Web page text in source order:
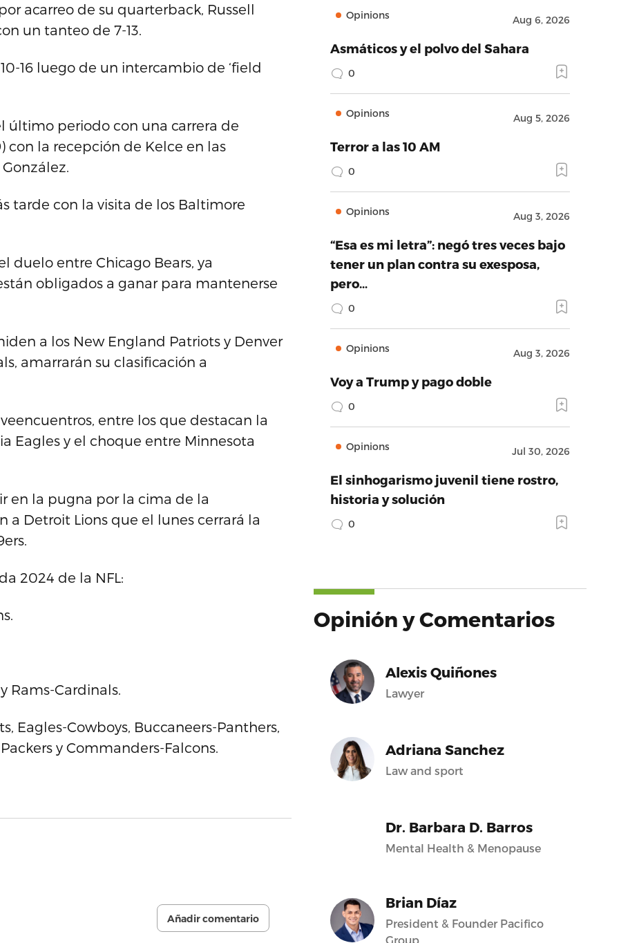
acarreo de su quarterback, Russell
un tanteo de 7-13.
16 luego de un intercambio de ‘field
último periodo con una carrera de
con la recepción de Kelce en las
tarde con la visita de los Baltimore
duelo entre Chicago Bears, ya
obligados a ganar para mantenerse
a los New England Patriots y Denver
amarrarán su clasificación a
entre los que destacan la
Eagles y el choque entre Minnesota
en la pugna por la cima de la
a Detroit Lions que el lunes cerrará la
2024 de la NFL:
Rams-Cardinals.
Eagles-Cowboys, Buccaneers-Panthers,
y Commanders-Falcons.
Añadir comentario
Opinions Aug 6, 2026
Asmáticos y el polvo del Sahara
0
Opinions Aug 5, 2026
Terror a las 10 AM
0
Opinions Aug 3, 2026
“Esa es mi letra”: negó tres veces bajo
tener un plan contra su exesposa,
pero…
0
Opinions Aug 3, 2026
Voy a Trump y pago doble
0
Opinions Jul 30, 2026
El sinhogarismo juvenil tiene rostro,
historia y solución
0
Opinión y Comentarios
Alexis Quiñones
Lawyer
Adriana Sanchez
Law and sport
Dr. Barbara D. Barros
Mental Health & Menopause
Brian Díaz
President & Founder Pacifico
Group